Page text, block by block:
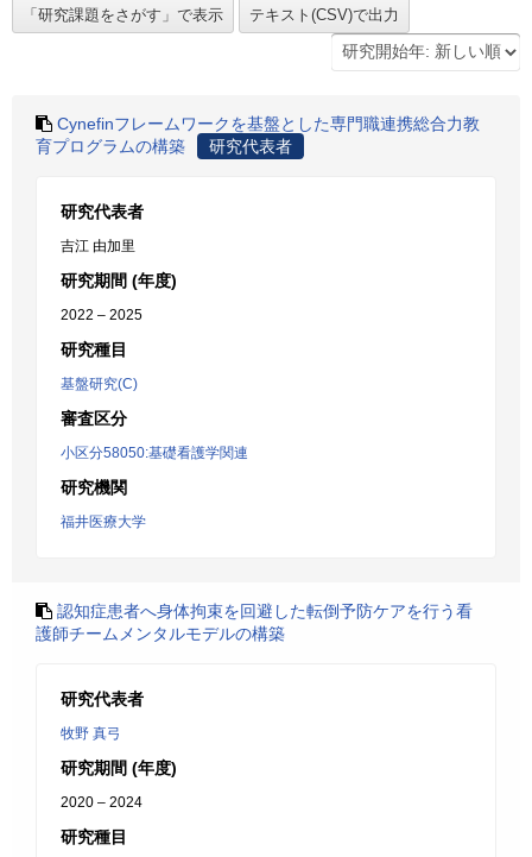
Cynefinフレームワークを基盤とした専門職連携総合力教
育プログラムの構築
研究代表者
研究代表者
吉江 由加里
研究期間 (年度)
2022 – 2025
研究種目
基盤研究(C)
審査区分
小区分58050:基礎看護学関連
研究機関
福井医療大学
認知症患者へ身体拘束を回避した転倒予防ケアを行う看
護師チームメンタルモデルの構築
研究代表者
牧野 真弓
研究期間 (年度)
2020 – 2024
研究種目